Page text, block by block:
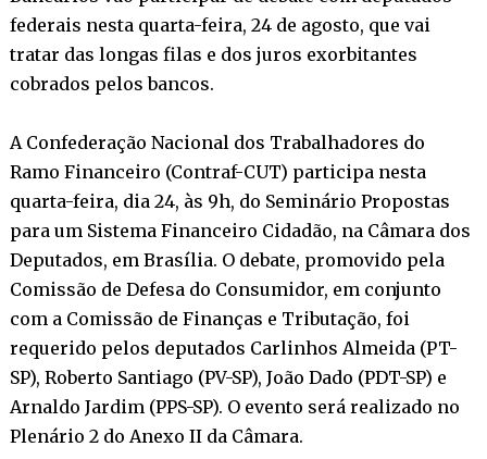
federais nesta quarta-feira, 24 de agosto, que vai
tratar das longas filas e dos juros exorbitantes
cobrados pelos bancos.
A Confederação Nacional dos Trabalhadores do
Ramo Financeiro (Contraf-CUT) participa nesta
quarta-feira, dia 24, às 9h, do Seminário Propostas
para um Sistema Financeiro Cidadão, na Câmara dos
Deputados, em Brasília. O debate, promovido pela
Comissão de Defesa do Consumidor, em conjunto
com a Comissão de Finanças e Tributação, foi
requerido pelos deputados Carlinhos Almeida (PT-
SP), Roberto Santiago (PV-SP), João Dado (PDT-SP) e
Arnaldo Jardim (PPS-SP). O evento será realizado no
Plenário 2 do Anexo II da Câmara.